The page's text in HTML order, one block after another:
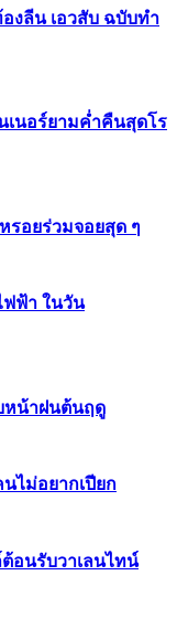
งลีน เอวสับ ฉบับทำ
เนอร์ยามค่ำคืนสุดโร
รอยร่วมจอยสุด ๆ
ฟฟ้า ในวัน
หน้าฝนต้นฤดู️
นไม่อยากเปียก
อนรับวาเลนไทน์